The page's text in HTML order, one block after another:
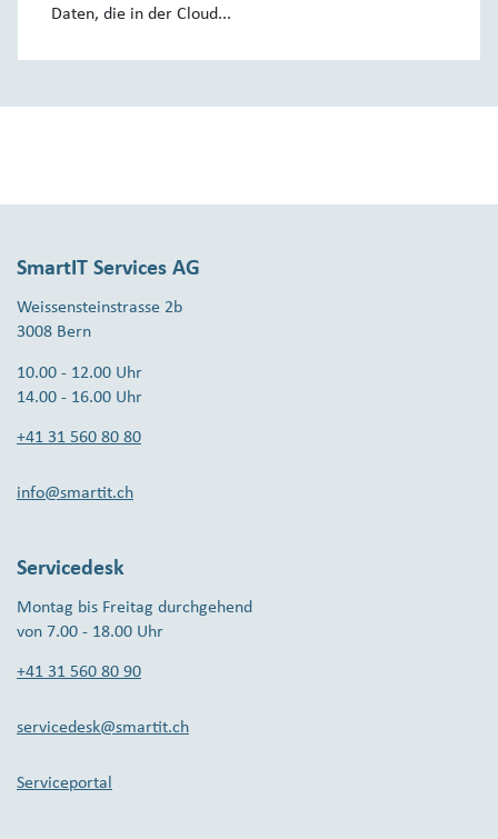
Daten, die in der Cloud...
SmartIT Services AG
Weissensteinstrasse 2b
3008 Bern
10.00 - 12.00 Uhr
14.00 - 16.00 Uhr
+41 31 560 80 80
info@smartit.ch
Servicedesk
Montag bis Freitag durchgehend
von 7.00 - 18.00 Uhr
+41 31 560 80 90
servicedesk@smartit.ch
Serviceportal